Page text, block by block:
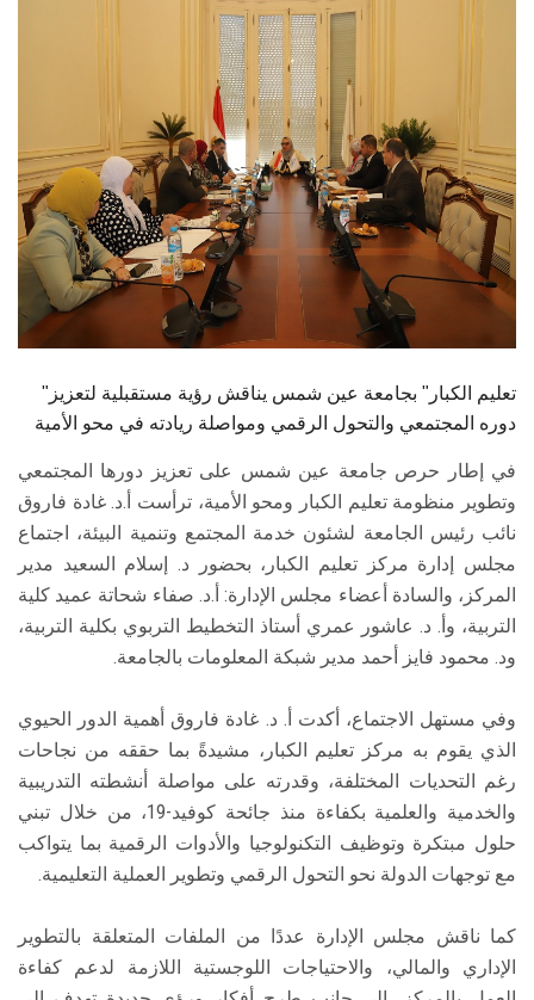
الدراسات العليا
الخريجين
الموظفون
الزائـرون
"تعليم الكبار" بجامعة عين شمس يناقش رؤية مستقبلية لتعزيز
دوره المجتمعي والتحول الرقمي ومواصلة ريادته في محو الأمية
في إطار حرص جامعة عين شمس على تعزيز دورها المجتمعي
وتطوير منظومة تعليم الكبار ومحو الأمية، ترأست أ.د. غادة فاروق
نائب رئيس الجامعة لشئون خدمة المجتمع وتنمية البيئة، اجتماع
مجلس إدارة مركز تعليم الكبار، بحضور د. إسلام السعيد مدير
المركز، والسادة أعضاء مجلس الإدارة: أ.د. صفاء شحاتة عميد كلية
التربية، وأ. د. عاشور عمري أستاذ التخطيط التربوي بكلية التربية،
ود. محمود فايز أحمد مدير شبكة المعلومات بالجامعة.
وفي مستهل الاجتماع، أكدت أ. د. غادة فاروق أهمية الدور الحيوي
الذي يقوم به مركز تعليم الكبار، مشيدةً بما حققه من نجاحات
رغم التحديات المختلفة، وقدرته على مواصلة أنشطته التدريبية
والخدمية والعلمية بكفاءة منذ جائحة كوفيد-19، من خلال تبني
حلول مبتكرة وتوظيف التكنولوجيا والأدوات الرقمية بما يتواكب
مع توجهات الدولة نحو التحول الرقمي وتطوير العملية التعليمية.
كما ناقش مجلس الإدارة عددًا من الملفات المتعلقة بالتطوير
الإداري والمالي، والاحتياجات اللوجستية اللازمة لدعم كفاءة